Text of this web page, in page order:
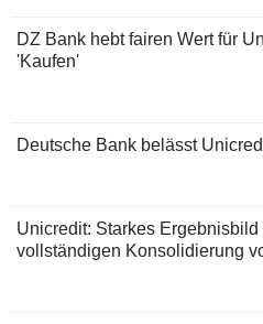
DZ Bank hebt fairen Wert für
'Kaufen'
Deutsche Bank belässt
Unicredit: Starkes Ergebnisbild
vollständigen Konsolidierung